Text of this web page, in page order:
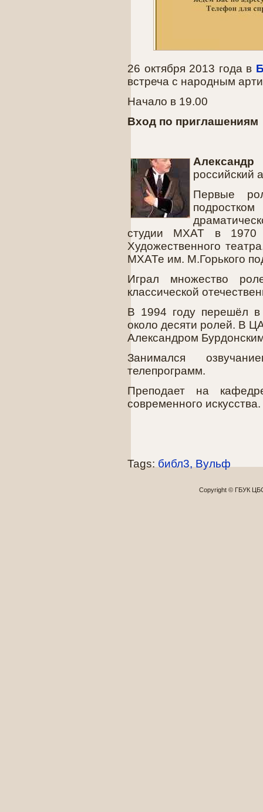
26 октября 2013 года в
встреча с народным
Начало в 19.00
Вход по приглашениям
российский
Первые
студии МХАТ в 1970
Художественного
МХАТе им. М.Горького
Играл множество
классической
В 1994 году перешёл в
около десяти ролей. В
Александром
Занимался
телепрограмм.
Преподает на
современного искусства.
Tags: библ3 Вульф
Copyright © ГБУК